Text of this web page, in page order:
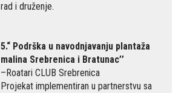
rad i druženje.
5.“ Podrška u navodnjavanju plantaža
malina Srebrenica i Bratunac’’
–Roatari CLUB Srebrenica
Projekat implementiran u partnerstvu sa